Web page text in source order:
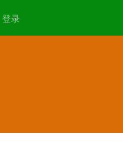
登录